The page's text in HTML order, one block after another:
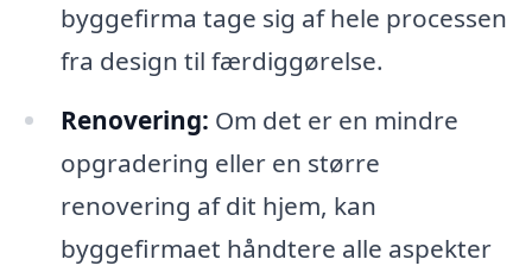
byggefirma tage sig af hele processen
fra design til færdiggørelse.
Renovering: Om det er en mindre
opgradering eller en større
renovering af dit hjem, kan
byggefirmaet håndtere alle aspekter